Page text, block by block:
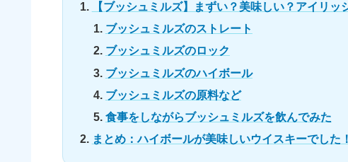
【ブッシュミルズ】まずい？美味しい？アイリ
ブッシュミルズのストレート
ブッシュミルズのロック
ブッシュミルズのハイボール
ブッシュミルズの原料など
食事をしながらブッシュミルズを飲んでみた
まとめ：ハイボールが美味しいウイスキーでした！